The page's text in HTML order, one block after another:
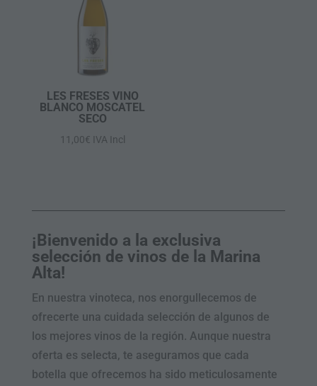
LES FRESES VINO
BLANCO MOSCATEL
SECO
11,00€ IVA Incl
¡Bienvenido a la exclusiva
selección de vinos de la Marina
Alta!
En nuestra vinoteca, nos enorgullecemos de
ofrecerte una cuidada selección de algunos de
los mejores vinos de la región. Aunque nuestra
oferta es selecta, te aseguramos que cada
botella que ofrecemos ha sido meticulosamente